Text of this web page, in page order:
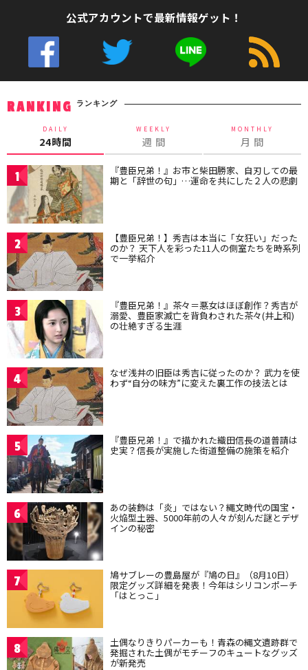
公式アカウントで最新情報ゲット！
RANKING ランキング
DAILY
24時間
WEEKLY
週 間
MONTHLY
月 間
1 『豊臣兄弟！』お市と柴田勝家、自刃しての最
期と「辞世の句」…運命を共にした２人の悲劇
2 【豊臣兄弟！】秀吉は本当に「女狂い」だった
のか？ 天下人を彩った11人の側室たちを時系列
で一挙紹介
3 『豊臣兄弟！』茶々＝悪女はほぼ創作？秀吉が
溺愛、豊臣家滅亡を背負わされた茶々(井上和)
の壮絶すぎる生涯
4 なぜ浅井の旧臣は秀吉に従ったのか？ 武力を使
わず“自分の味方”に変えた裏工作の技法とは
5 『豊臣兄弟！』で描かれた織田信長の道普請は
史実？信長が実施した街道整備の施策を紹介
6 あの装飾は「炎」ではない？縄文時代の国宝・
火焔型土器、5000年前の人々が刻んだ謎とデザ
インの秘密
7 鳩サブレーの豊島屋が『鳩の日』（8月10日）
限定グッズ詳細を発表！今年はシリコンポーチ
「はとっこ」
8 土偶なりきりパーカーも！青森の縄文遺跡群で
発掘された土偶がモチーフのキュートなグッズ
が新発売